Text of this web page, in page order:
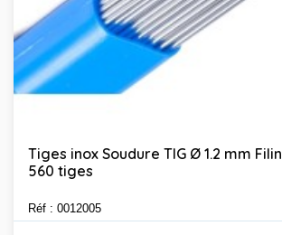
Tiges inox Soudure TIG Ø 1.2 mm
560 tiges
Réf : 0012005